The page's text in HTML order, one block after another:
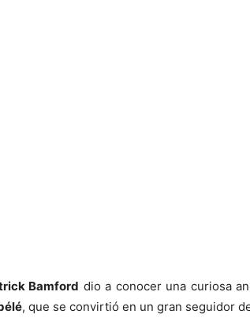
Bamford dio a conocer una curiosa
, que se convirtió en un gran seguidor